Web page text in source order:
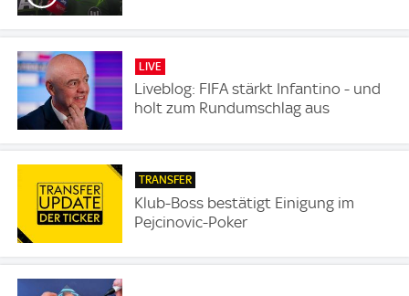
LIVE
Liveblog: FIFA stärkt Infantino - und
holt zum Rundumschlag aus
TRANSFER
Klub-Boss bestätigt Einigung im
Pejcinovic-Poker